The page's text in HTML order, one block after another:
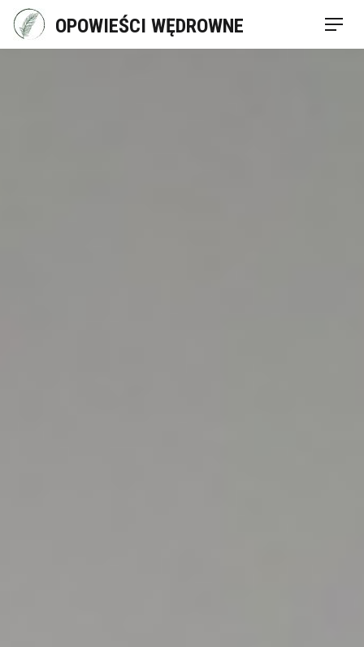
Skip
content
OPOWIEŚCI WĘDROWNE